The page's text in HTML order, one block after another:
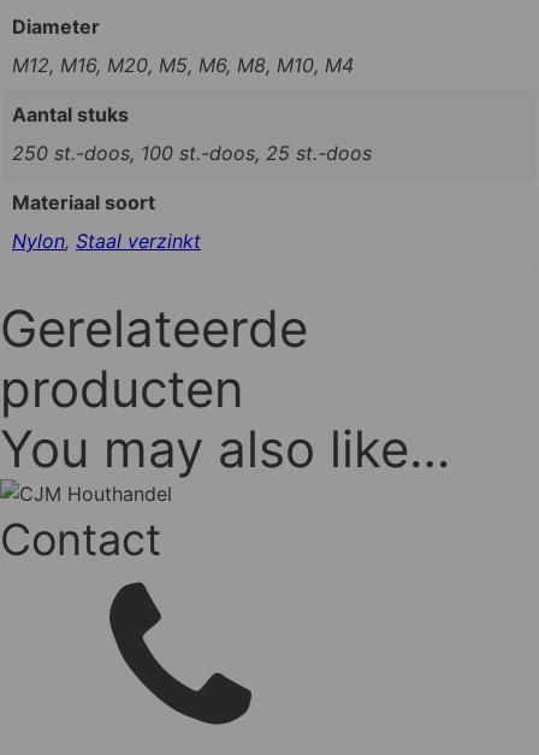
Diameter
M12, M16, M20, M5, M6, M8, M10, M4
Aantal stuks
250 st.-doos, 100 st.-doos, 25 st.-doos
Materiaal soort
Nylon, Staal verzinkt
Gerelateerde
producten
You may also like…
Contact